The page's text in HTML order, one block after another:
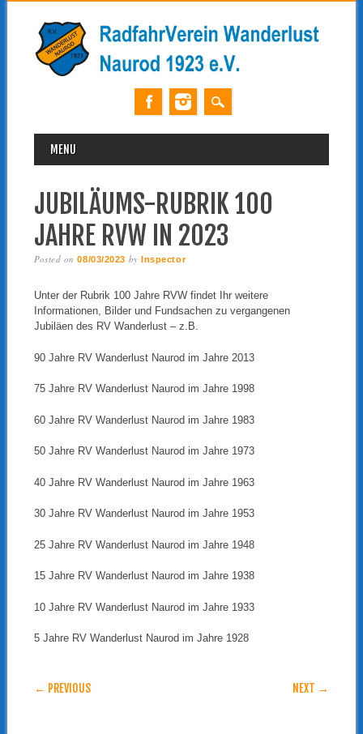
MAIN MENU
MENU
JUBILÄUMS-RUBRIK 100
JAHRE RVW IN 2023
Posted on08/03/2023 by Inspector
Unter der Rubrik 100 Jahre RVW findet Ihr weitere
Informationen, Bilder und Fundsachen zu vergangenen
Jubiläen des RV Wanderlust – z.B.
90 Jahre RV Wanderlust Naurod im Jahre 2013
75 Jahre RV Wanderlust Naurod im Jahre 1998
60 Jahre RV Wanderlust Naurod im Jahre 1983
50 Jahre RV Wanderlust Naurod im Jahre 1973
40 Jahre RV Wanderlust Naurod im Jahre 1963
30 Jahre RV Wanderlust Naurod im Jahre 1953
25 Jahre RV Wanderlust Naurod im Jahre 1948
15 Jahre RV Wanderlust Naurod im Jahre 1938
10 Jahre RV Wanderlust Naurod im Jahre 1933
5 Jahre RV Wanderlust Naurod im Jahre 1928
POST NAVIGATION
← PREVIOUS NEXT →